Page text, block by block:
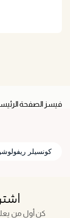
فيسز الصفحة
كونسيلر
كن أول من يعلم